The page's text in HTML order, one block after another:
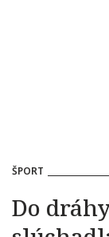
ŠPORT